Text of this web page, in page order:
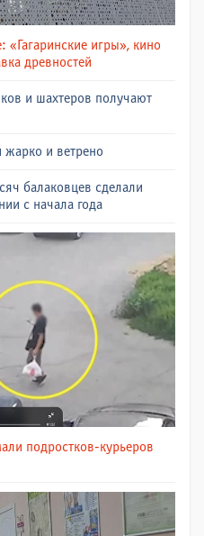
«Гагаринские игры», кино
древностей
и шахтеров получают
жарко и ветрено
балаковцев сделали
с начала года
подростков-курьеров